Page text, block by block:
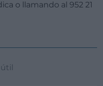
o llamando al 952 21
útil